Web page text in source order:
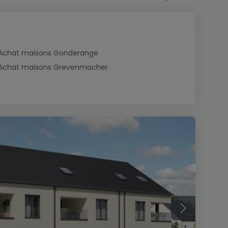
maisons Gonderange
maisons Grevenmacher